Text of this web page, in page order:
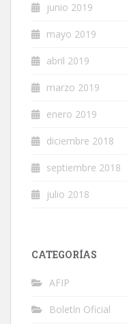
junio 2019
mayo 2019
abril 2019
marzo 2019
enero 2019
diciembre 2018
septiembre 2018
julio 2018
CATEGORÍAS
AFIP
Boletín Oficial